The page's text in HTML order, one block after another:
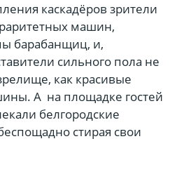
каскадёров зрители
машин,
барабанщиц, и,
сильного пола не
как красивые
А на площадке гостей
белгородские
стирая свои